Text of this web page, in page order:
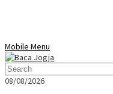
Mobile Menu
08/08/2026